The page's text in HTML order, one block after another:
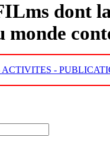
ms dont
monde
ACTIVITES -